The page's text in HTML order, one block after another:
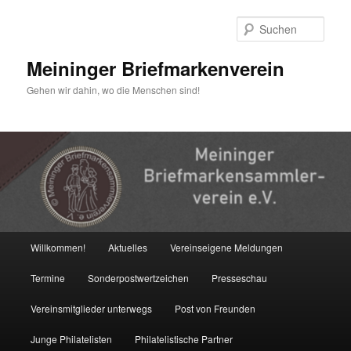
Meininger Briefmarkenverein
Gehen wir dahin, wo die Menschen sind!
Willkommen! Aktuelles Vereinseigene Meldungen
Termine Sonderpostwertzeichen Presseschau
Vereinsmitglieder unterwegs Post von Freunden
Junge Philatelisten Philatelistische Partner